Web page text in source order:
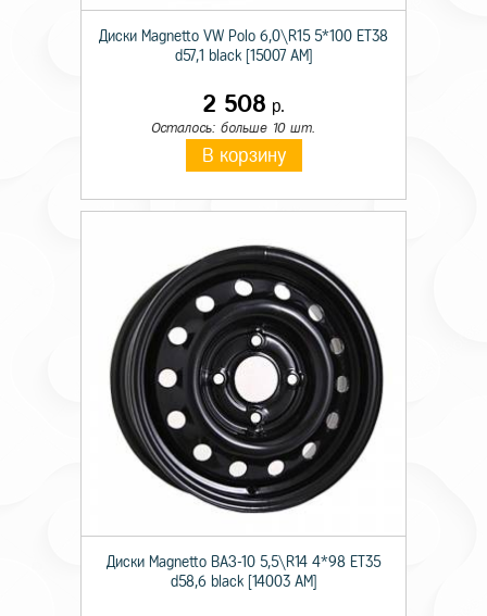
Диски Magnetto VW Polo 6,0\R15 5*100 ET38
d57,1 black [15007 AM]
2 508 р.
Осталось: больше 10 шт.
В корзину
Диски Magnetto ВАЗ-10 5,5\R14 4*98 ET35
d58,6 black [14003 AM]